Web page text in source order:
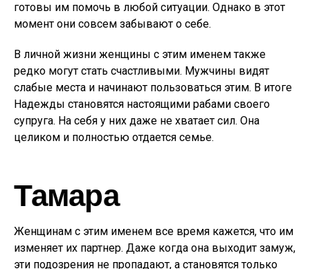
готовы им помочь в любой ситуации. Однако в этот
момент они совсем забывают о себе.
В личной жизни женщины с этим именем также
редко могут стать счастливыми. Мужчины видят
слабые места и начинают пользоваться этим. В итоге
Надежды становятся настоящими рабами своего
супруга. На себя у них даже не хватает сил. Она
целиком и полностью отдается семье.
Тамара
Женщинам с этим именем все время кажется, что им
изменяет их партнер. Даже когда она выходит замуж,
эти подозрения не пропадают, а становятся только